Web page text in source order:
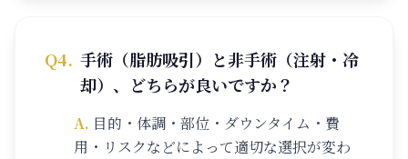
Q4. 手術（脂肪吸引）と非手術（注射・冷
却）、どちらが良いですか？
A. 目的・体調・部位・ダウンタイム・費
用・リスクなどによって適切な選択が変わ